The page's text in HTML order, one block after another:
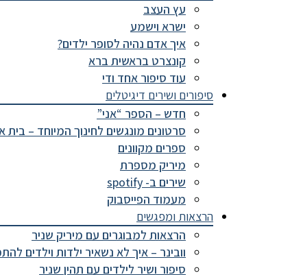
עץ העצב
ישרא וישמע
איך אדם נהיה לסופר ילדים?
קונצרט בראשית ברא
עוד סיפור אחד ודי
סיפורים ושירים דיגיטלים
חדש – הספר “אני”
סרטונים מונגשים לחינוך המיוחד – בית
ספרים מקוונים
מיריק מספרת
שירים ב- spotify
מעמוד הפייסבוק
הרצאות ומפגשים
הרצאות למבוגרים עם מיריק שניר
וובינר – איך לא נשאיר ילדות וילדים
סיפור ושיר לילדים עם תהין שניר